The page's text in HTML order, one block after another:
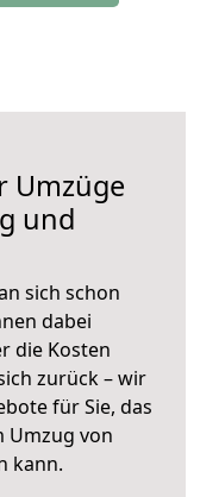
Umzüge
und
sich schon
dabei
die Kosten
zurück – wir
für Sie, das
Umzug von
kann.